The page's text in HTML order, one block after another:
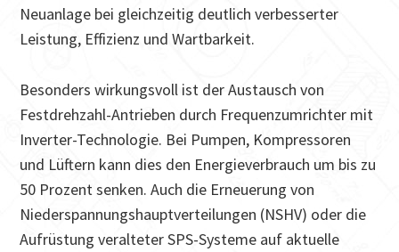
Neuanlage bei gleichzeitig deutlich verbesserter
Leistung, Effizienz und Wartbarkeit.
Besonders wirkungsvoll ist der Austausch von
Festdrehzahl-Antrieben durch Frequenzumrichter mit
Inverter-Technologie. Bei Pumpen, Kompressoren
und Lüftern kann dies den Energieverbrauch um bis zu
50 Prozent senken. Auch die Erneuerung von
Niederspannungshauptverteilungen (NSHV) oder die
Aufrüstung veralteter SPS-Systeme auf aktuelle